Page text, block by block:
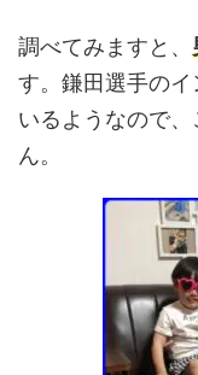
調べてみますと、
す。鎌田選手の
いるようなので
ん。